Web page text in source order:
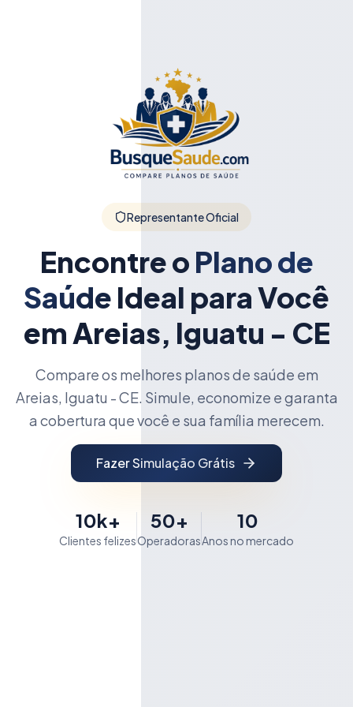
Representante Oficial
Encontre o Plano de
Saúde Ideal para Você
em Areias, Iguatu - CE
Compare os melhores planos de saúde em
Areias, Iguatu - CE. Simule, economize e garanta
a cobertura que você e sua família merecem.
Fazer Simulação Grátis
10k+
Clientes felizes
50+
Operadoras
10
Anos no mercado